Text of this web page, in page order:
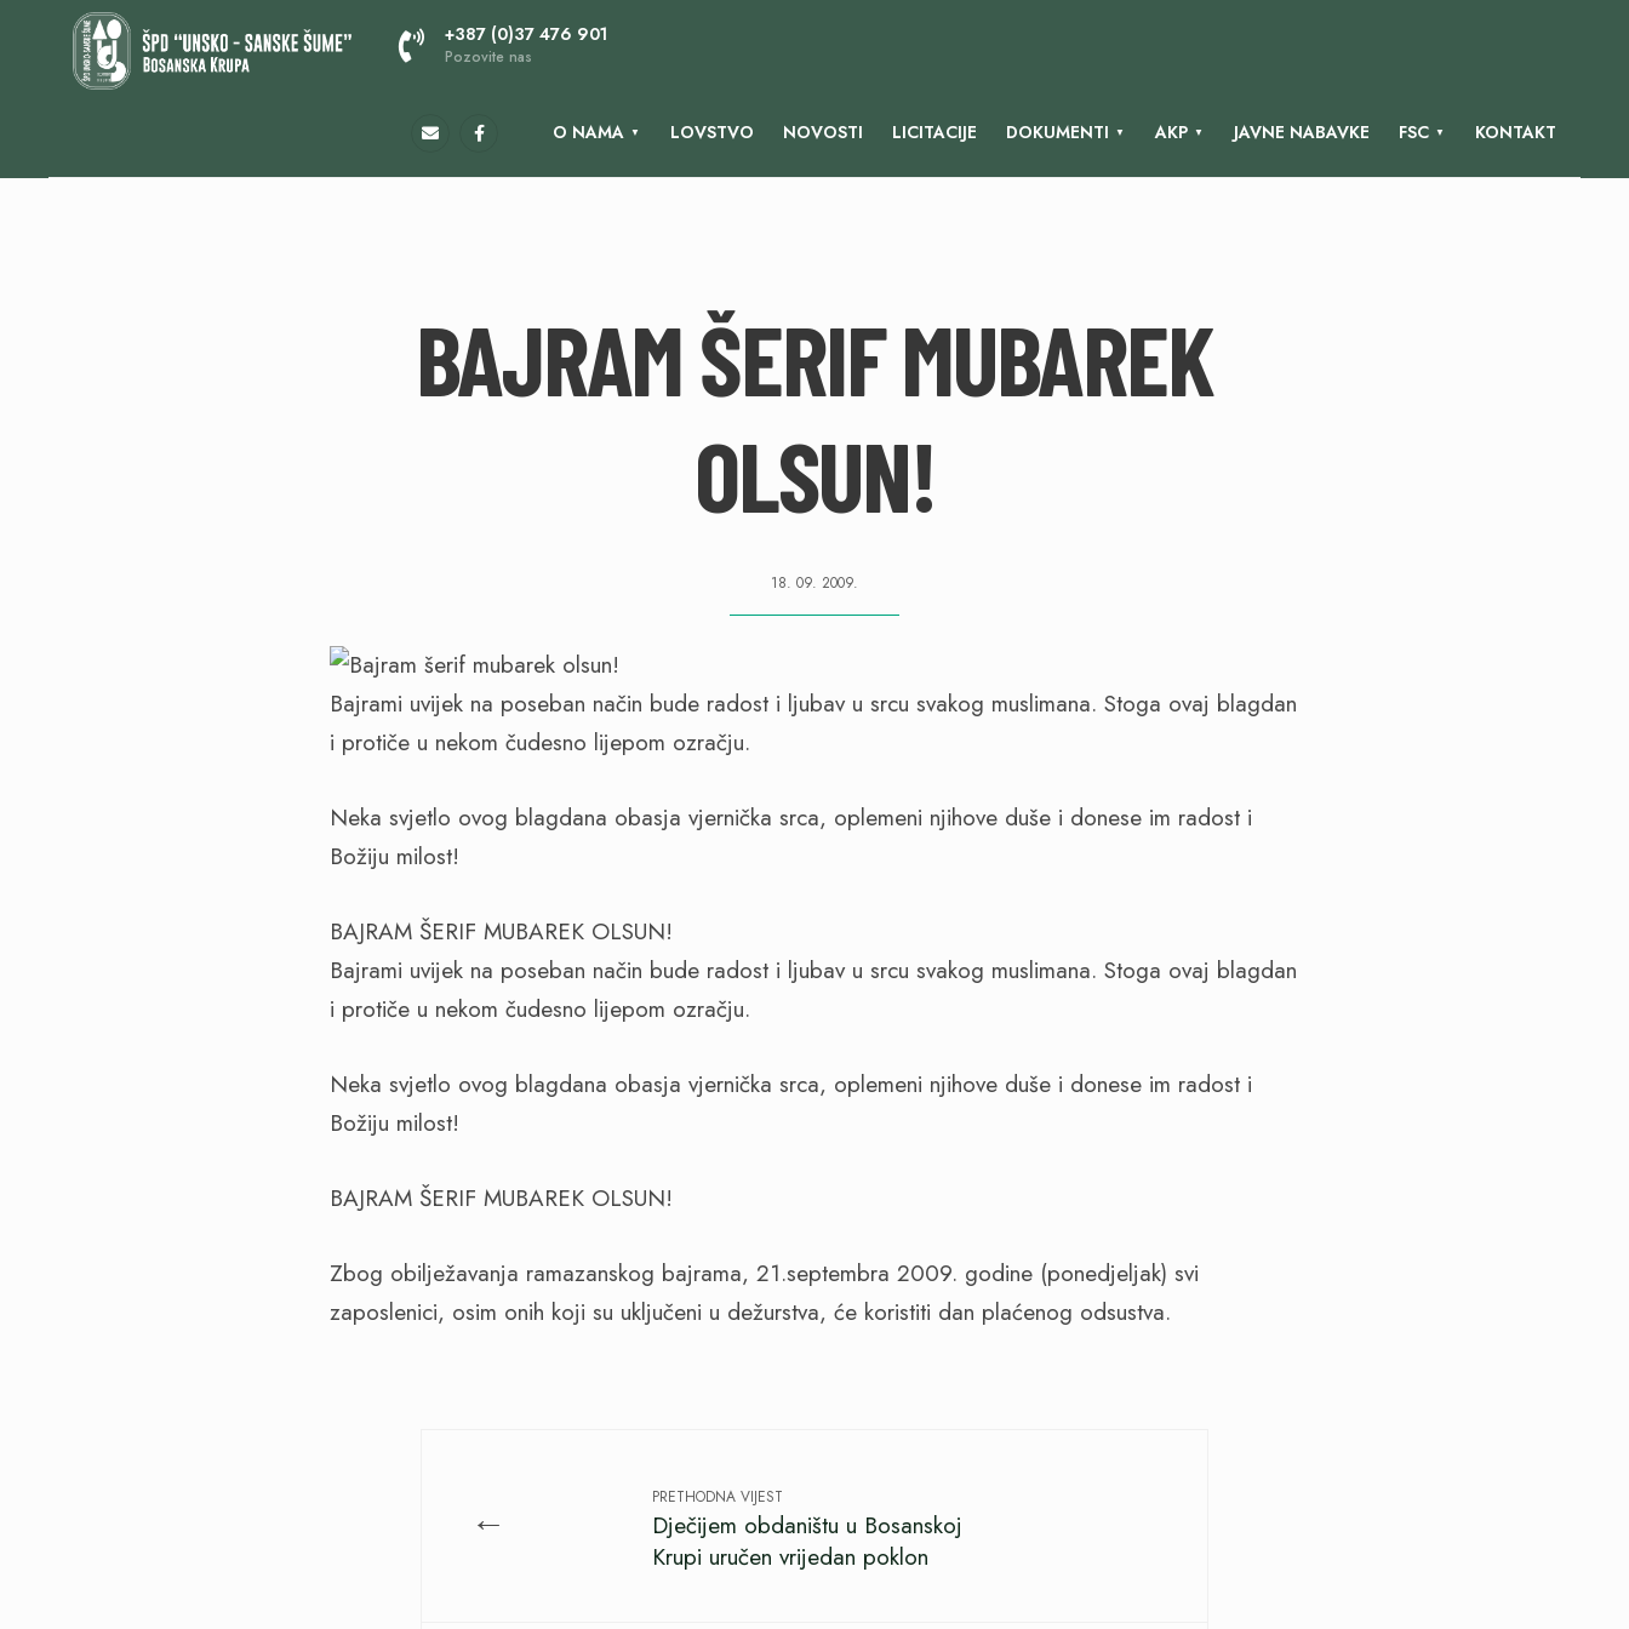
+387 (0)37 476 901
Pozovite nas
O NAMA LOVSTVO NOVOSTI LICITACIJE DOKUMENTI AKP JAVNE NABAVKE FSC KONTAKT
BAJRAM ŠERIF MUBAREK
OLSUN!
18. 09. 2009.
Bajrami uvijek na poseban način bude radost i ljubav u srcu svakog muslimana. Stoga ovaj blagdan
i protiče u nekom čudesno lijepom ozračju.
Neka svjetlo ovog blagdana obasja vjernička srca, oplemeni njihove duše i donese im radost i
Božiju milost!
BAJRAM ŠERIF MUBAREK OLSUN!
Bajrami uvijek na poseban način bude radost i ljubav u srcu svakog muslimana. Stoga ovaj blagdan
i protiče u nekom čudesno lijepom ozračju.
Neka svjetlo ovog blagdana obasja vjernička srca, oplemeni njihove duše i donese im radost i
Božiju milost!
BAJRAM ŠERIF MUBAREK OLSUN!
Zbog obilježavanja ramazanskog bajrama, 21.septembra 2009. godine (ponedjeljak) svi
zaposlenici, osim onih koji su uključeni u dežurstva, će koristiti dan plaćenog odsustva.
← PRETHODNA VIJEST
Dječijem obdaništu u Bosanskoj
Krupi uručen vrijedan poklon